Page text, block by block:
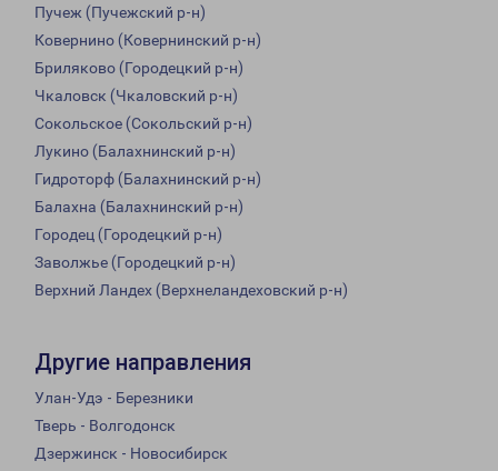
Пучеж (Пучежский р-н)
Ковернино (Ковернинский р-н)
Бриляково (Городецкий р-н)
Чкаловск (Чкаловский р-н)
Сокольское (Сокольский р-н)
Лукино (Балахнинский р-н)
Гидроторф (Балахнинский р-н)
Балахна (Балахнинский р-н)
Городец (Городецкий р-н)
Заволжье (Городецкий р-н)
Верхний Ландех (Верхнеландеховский р-н)
Другие направления
Улан-Удэ - Березники
Тверь - Волгодонск
Дзержинск - Новосибирск